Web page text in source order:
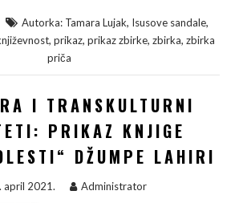
e
n
e
d
I
n
p
y
L
i
n
k
a
e
Autorka: Tamara Lujak, Isusove sandale,
, prikaz, prikaz zbirke, zbirka, zbirka
priča
I TRANSKULTURNI
PRIKAZ KNJIGE
DŽUMPE LAHIRI
april 2021. Administrator